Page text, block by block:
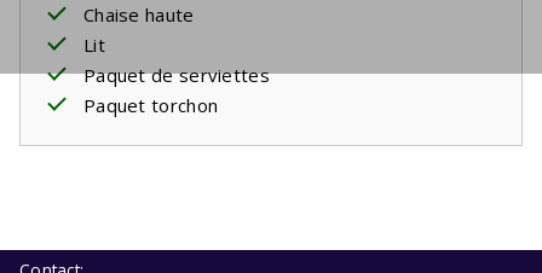
Chaise haute
Lit
Paquet de serviettes
Paquet torchon